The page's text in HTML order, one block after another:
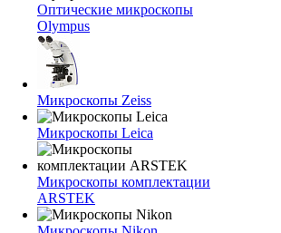
Оптические микроскопы
Olympus
Микроскопы Zeiss
Микроскопы Leica
Микроскопы комплектации
ARSTEK